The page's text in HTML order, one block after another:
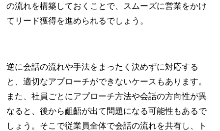
の流れを構築しておくことで、スムーズに営業をかけ
てリード獲得を進められるでしょう。
逆に会話の流れや手法をまったく決めずに対応する
と、適切なアプローチができないケースもあります。
また、社員ごとにアプローチ方法や会話の方向性が異
なると、後から齟齬が出て問題になる可能性もあるで
しょう。そこで従業員全体で会話の流れを共有し、ト